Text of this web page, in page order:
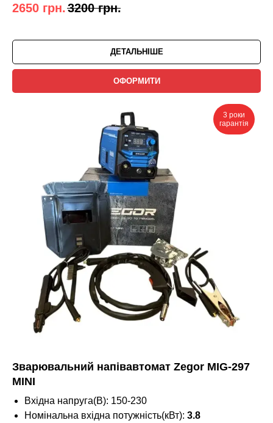
2650 грн.3200 грн.
ДЕТАЛЬНІШЕ
ОФОРМИТИ
3 роки
гарантія
Зварювальний напівавтомат Zegor MIG-297
MINI
Вхідна напруга(В): 150-230
Номінальна вхідна потужність(кВт): 3.8